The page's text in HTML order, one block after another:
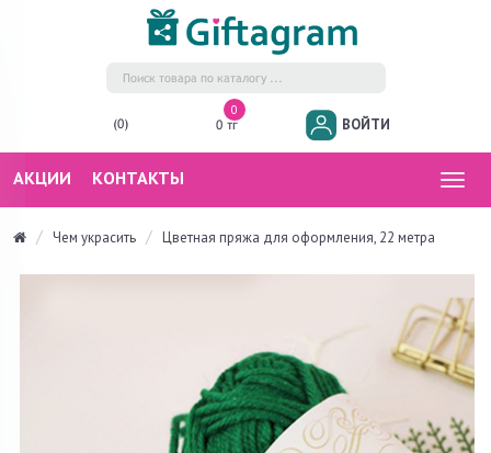
(0)
0
0 тг
ВОЙТИ
АКЦИИ КОНТАКТЫ
Чем украсить Цветная пряжа для оформления, 22 метра